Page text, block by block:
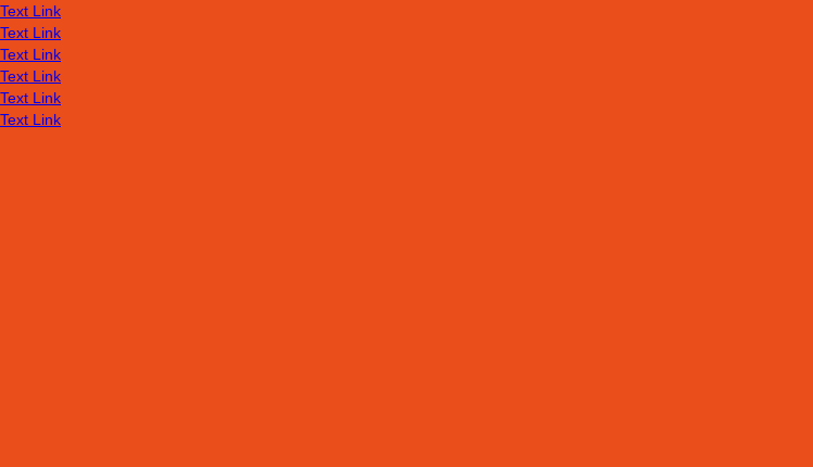
Text Link
Text Link
Text Link
Text Link
Text Link
Text Link